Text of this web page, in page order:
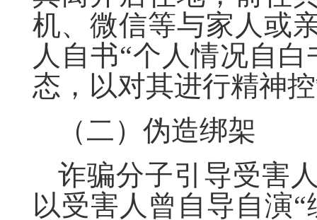
机、微信等与家人或
人自书“个人情况自
态，以对其进行精神
（二）伪造绑架
诈骗分子引导受害
以受害人曾自导自演